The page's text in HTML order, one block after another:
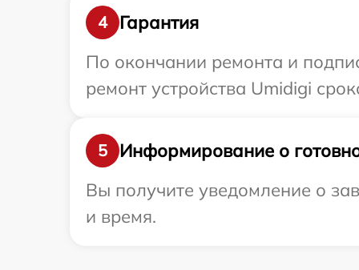
4
Гарантия
По окончании ремонта и
ремонт устройства Umidigi
5
Информирование о
Вы получите уведомление о
и время.